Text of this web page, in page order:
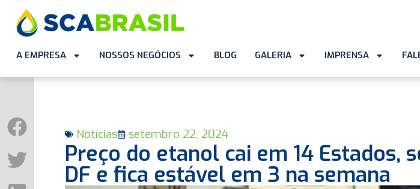
A EMPRESA NOSSOS NEGÓCIOS BLOG GALERIA IMPRENSA
Notícias setembro 22, 2024
Preço do etanol cai em 14 Estados,
DF e fica estável em 3 na semana